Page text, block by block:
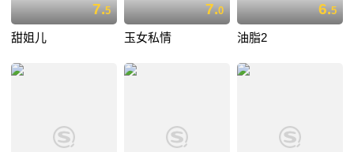
7.5
甜姐儿
7.0
玉女私情
6.5
油脂2